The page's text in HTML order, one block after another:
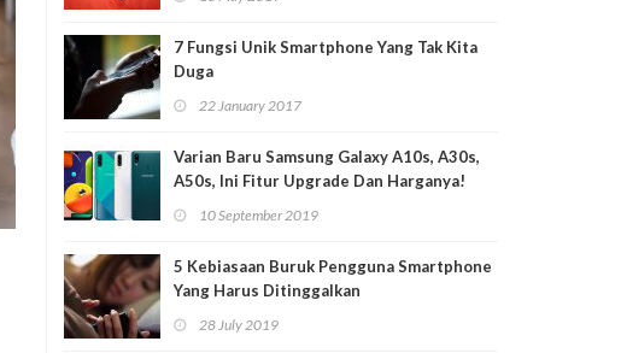
7 Fungsi Unik Smartphone Yang Tak Kita
Duga
22 January 2017
Varian Baru Samsung Galaxy A10s, A30s,
A50s, Ini Fitur Upgrade Dan Harganya!
10 September 2019
5 Kebiasaan Buruk Pengguna Smartphone
Yang Harus Ditinggalkan
28 July 2019